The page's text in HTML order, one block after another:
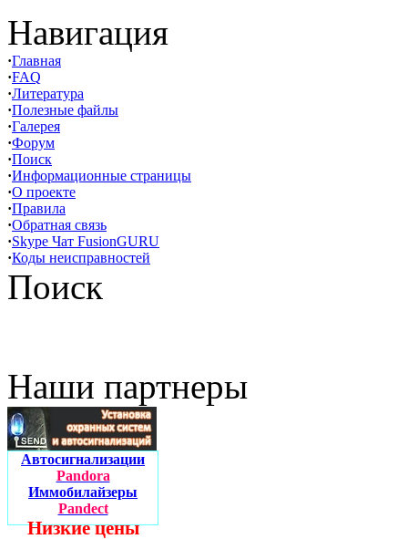
Навигация
·Главная
·FAQ
·Литература
·Полезные файлы
·Галерея
·Форум
·Поиск
·Информационные страницы
·О проекте
·Правила
·Обратная связь
·Skype Чат FusionGURU
·Коды неисправностей
Поиск
Наши партнеры
Автосигнализации
Pandora
Иммобилайзеры
Pandect
Низкие цены